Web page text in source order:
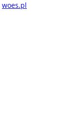
woes.pl